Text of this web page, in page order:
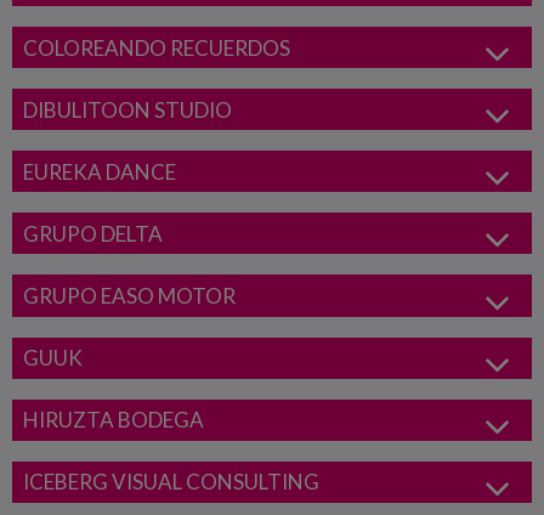
COLOREANDO RECUERDOS
DIBULITOON STUDIO
EUREKA DANCE
GRUPO DELTA
GRUPO EASO MOTOR
GUUK
HIRUZTA BODEGA
ICEBERG VISUAL CONSULTING